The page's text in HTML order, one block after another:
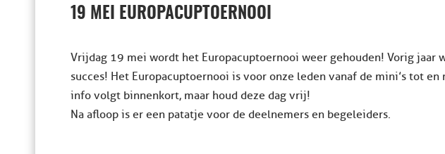
19 MEI EUROPACUPTOERNOOI
Vrijdag 19 mei wordt het Europacuptoernooi weer gehouden! Vorig jaar
succes! Het Europacuptoernooi is voor onze leden vanaf de mini’s tot en
info volgt binnenkort, maar houd deze dag vrij!
Na afloop is er een patatje voor de deelnemers en begeleiders.